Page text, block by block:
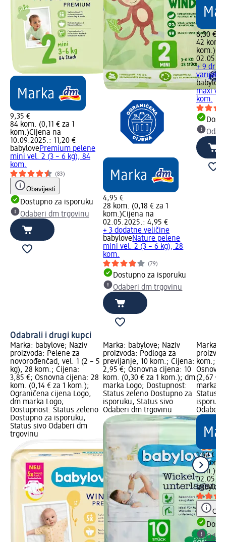
9,35 €
84 kom. (0,11 € za 1
kom.)Cijena na
10.09.2025.: 11,20 €
babylovePremium pelene
mini vel. 2 (3 – 6 kg), 84
kom.
(83)
Obavijesti
Dostupno za isporuku
Odaberi dm trgovinu
4,95 €
28 kom. (0,18 € za 1
kom.)Cijena na
02.05.2025.: 4,95 €
+ 3 dodatne veličine
babyloveNature pelene
mini vel. 2 (3 – 6 kg), 28
kom.
(79)
Dostupno za isporuku
Odaberi dm trgovinu
6,30 €
42 kom.
kom.)
+ 9
varijante
babylove
maxi
kom.
Odabrali i drugi kupci
Marka: babylove; Naziv
proizvoda: Pelene za
novorođenčad, vel. 1 (2 – 5
kg), 28 kom.; Cijena:
3,85 €; Osnovna cijena: 28
kom. (0,14 € za 1 kom.);
Ograničena cijena Logo,
dm marka Logo;
Dostupnost: Status zeleno
Dostupno za isporuku,
Status sivo Odaberi dm
trgovinu
Marka: babylove; Naziv
proizvoda: Podloga za
previjanje, 10 kom.; Cijena:
2,95 €; Osnovna cijena: 10
kom. (0,30 € za 1 kom.); dm
marka Logo; Dostupnost:
Status zeleno Dostupno za
isporuku, Status sivo
Odaberi dm trgovinu
Marka:
kom.;
(2,67 €
marka
Status
Odaberi
1,60 €
60 kom.
kom.)
babylove